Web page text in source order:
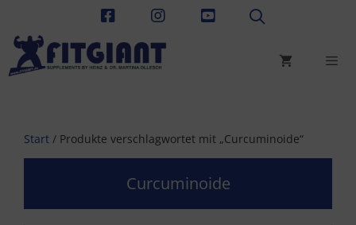
springen
Start / Produkte verschlagwortet mit „Curcuminoide“
Curcuminoide